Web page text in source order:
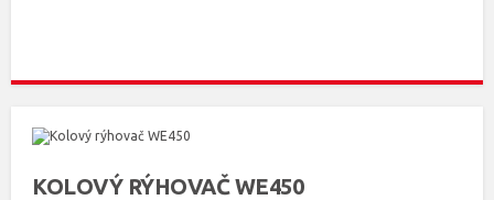
KOLOVÝ RÝHOVAČ WE450